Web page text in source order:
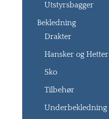
Utstyrsbagger
Bekledning
Drakter
Hansker og Hetter
Sko
Tilbehør
Underbekledning